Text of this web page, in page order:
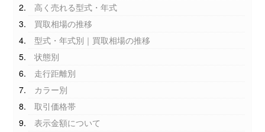
高く売れる型式・年式
買取相場の推移
型式・年式別｜買取相場の推移
状態別
走行距離別
カラー別
取引価格帯
表示金額について